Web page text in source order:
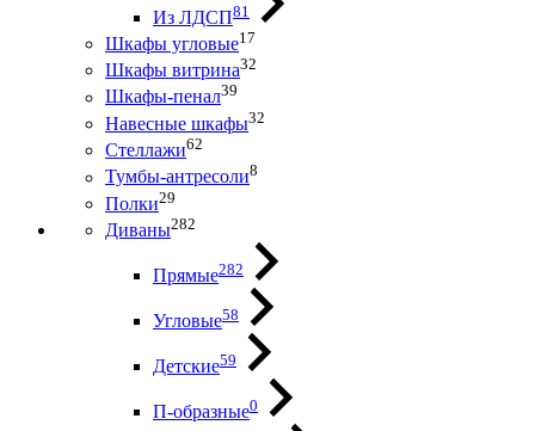
Из ЛДСП81
Шкафы угловые17
Шкафы витрина32
Шкафы-пенал39
Навесные шкафы32
Стеллажи62
Тумбы-антресоли8
Полки29
Диваны282
Прямые282
Угловые58
Детские59
П-образные0